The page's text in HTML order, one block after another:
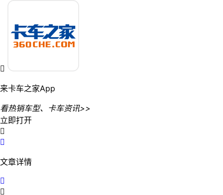

来卡车之家App
看热销车型、卡车资讯>>
立即打开


文章详情

